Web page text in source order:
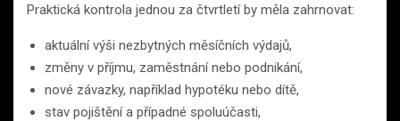
Praktická kontrola jednou za čtvrtletí by měla zahrnovat:
aktuální výši nezbytných měsíčních výdajů,
změny v příjmu, zaměstnání nebo podnikání,
nové závazky, například hypotéku nebo dítě,
stav pojištění a případné spoluúčasti,